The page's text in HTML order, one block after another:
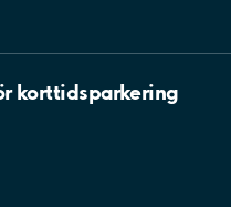
korttidsparkering